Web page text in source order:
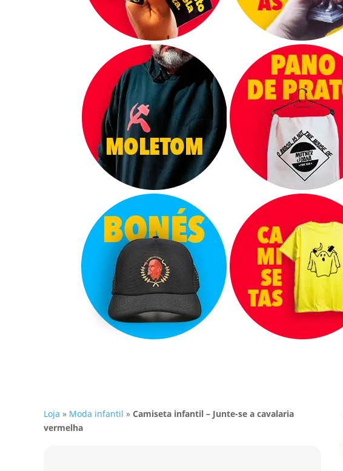
Loja » Moda infantil » Camiseta infantil – Junte-se a cavalaria
vermelha